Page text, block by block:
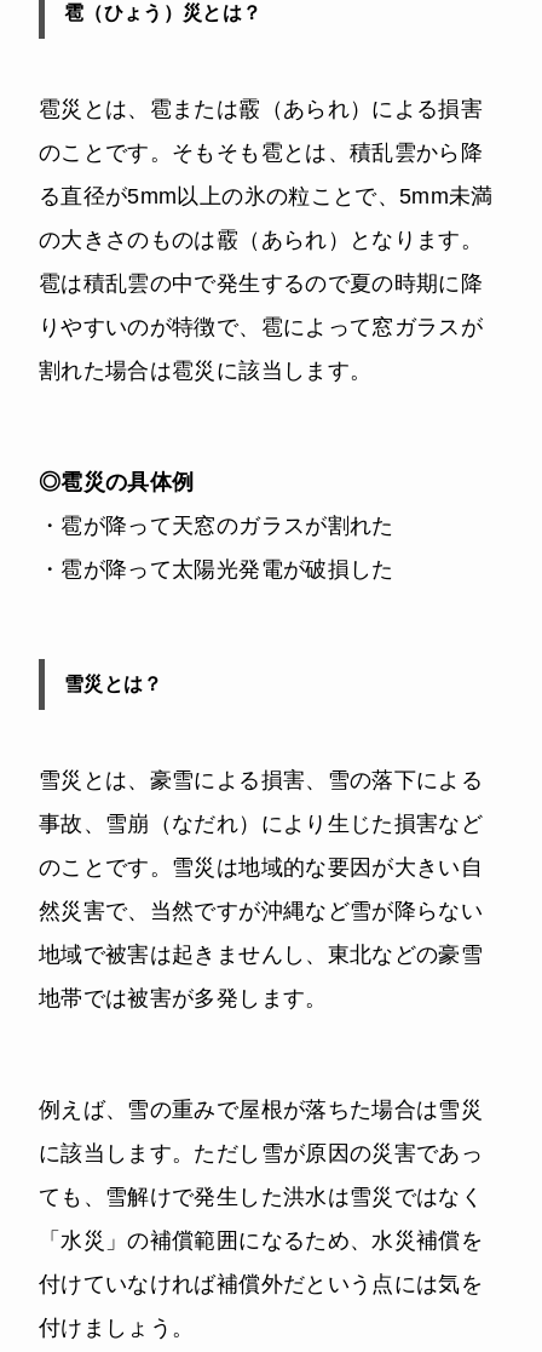
雹（ひょう）災とは？
雹災とは、雹または霰（あられ）による損害
のことです。そもそも雹とは、積乱雲から降
る直径が5mm以上の氷の粒ことで、5mm未満
の大きさのものは霰（あられ）となります。
雹は積乱雲の中で発生するので夏の時期に降
りやすいのが特徴で、雹によって窓ガラスが
割れた場合は雹災に該当します。
◎雹災の具体例
・雹が降って天窓のガラスが割れた
・雹が降って太陽光発電が破損した
雪災とは？
雪災とは、豪雪による損害、雪の落下による
事故、雪崩（なだれ）により生じた損害など
のことです。雪災は地域的な要因が大きい自
然災害で、当然ですが沖縄など雪が降らない
地域で被害は起きませんし、東北などの豪雪
地帯では被害が多発します。
例えば、雪の重みで屋根が落ちた場合は雪災
に該当します。ただし雪が原因の災害であっ
ても、雪解けで発生した洪水は雪災ではなく
「水災」の補償範囲になるため、水災補償を
付けていなければ補償外だという点には気を
付けましょう。